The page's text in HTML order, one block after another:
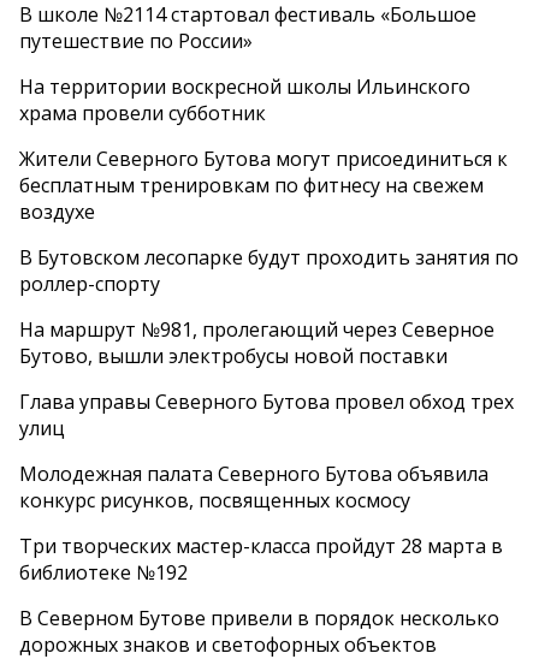
В школе №2114 стартовал фестиваль «Большое
путешествие по России»
На территории воскресной школы Ильинского
храма провели субботник
Жители Северного Бутова могут присоединиться к
бесплатным тренировкам по фитнесу на свежем
воздухе
В Бутовском лесопарке будут проходить занятия по
роллер-спорту
На маршрут №981, пролегающий через Северное
Бутово, вышли электробусы новой поставки
Глава управы Северного Бутова провел обход трех
улиц
Молодежная палата Северного Бутова объявила
конкурс рисунков, посвященных космосу
Три творческих мастер-класса пройдут 28 марта в
библиотеке №192
В Северном Бутове привели в порядок несколько
дорожных знаков и светофорных объектов